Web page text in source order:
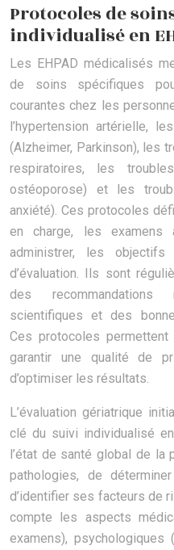
Protocoles de
individualisé en
Les EHPAD médicalisés
de soins spécifiques
courantes chez les
l’hypertension artérielle,
(Alzheimer, Parkinson), les
respiratoires, les
ostéoporose) et les
anxiété). Ces protocoles
en charge, les
administrer, les
d’évaluation. Ils sont
des recommandations
scientifiques et des
Ces protocoles
garantir une qualité de
d’optimiser les résultats.
L’évaluation gériatrique
clé du suivi individualisé en
l’état de santé global de
pathologies, de
d’identifier ses facteurs de
compte les aspects
examens), psychologiques